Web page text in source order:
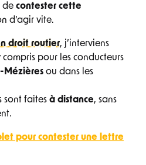
de contester cette
d’agir vite.
droit routier, j’interviens
compris pour les conducteurs
Mézières ou dans les
sont faites à distance, sans
pour contester une lettre